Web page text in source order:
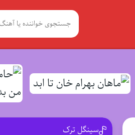
سینگل ترک